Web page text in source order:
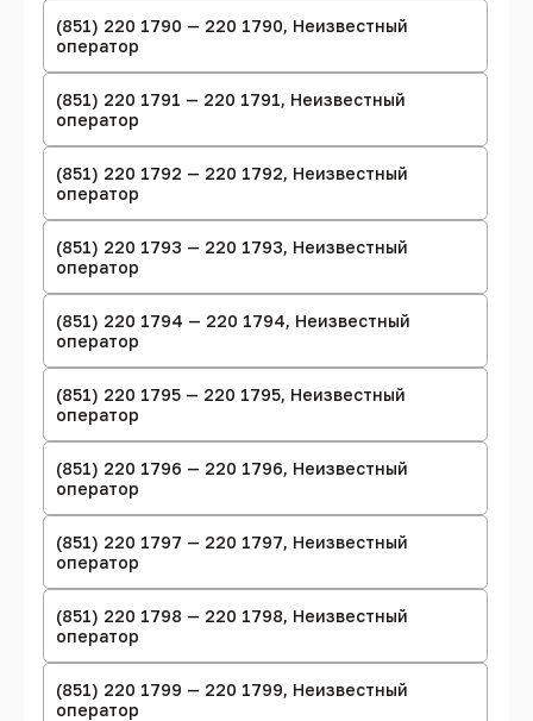
(851) 220 1790 — 220 1790, Неизвестный
оператор
(851) 220 1791 — 220 1791, Неизвестный
оператор
(851) 220 1792 — 220 1792, Неизвестный
оператор
(851) 220 1793 — 220 1793, Неизвестный
оператор
(851) 220 1794 — 220 1794, Неизвестный
оператор
(851) 220 1795 — 220 1795, Неизвестный
оператор
(851) 220 1796 — 220 1796, Неизвестный
оператор
(851) 220 1797 — 220 1797, Неизвестный
оператор
(851) 220 1798 — 220 1798, Неизвестный
оператор
(851) 220 1799 — 220 1799, Неизвестный
оператор